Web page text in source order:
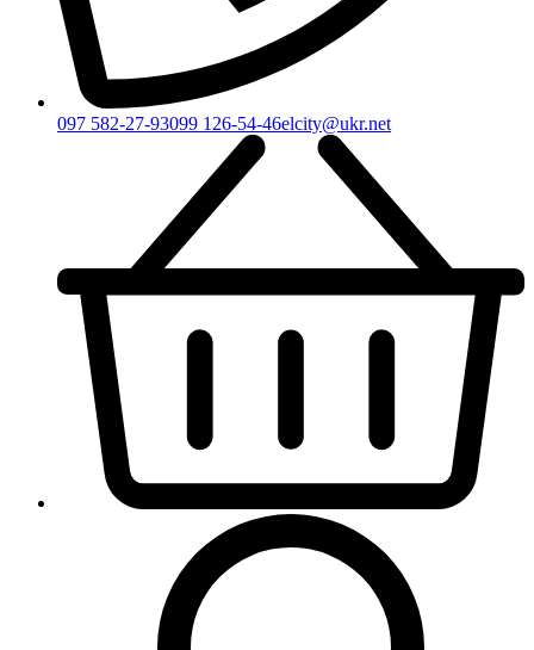
097 582-27-93099 126-54-46elcity@ukr.net